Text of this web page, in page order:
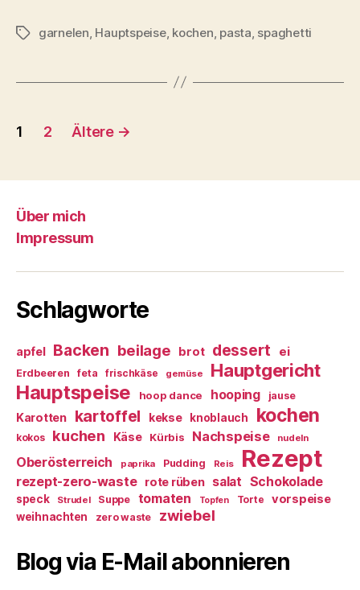
Schlagwörter
garnelen, Hauptspeise, kochen, pasta, spaghetti
Beitragsnavigation
1 2 Ältere →
Über mich
Impressum
Schlagworte
apfel Backen beilage brot dessert ei
Erdbeeren feta frischkäse gemüse Hauptgericht
Hauptspeise hoop dance hooping jause
Karotten kartoffel kekse knoblauch kochen
kokos kuchen Käse Kürbis Nachspeise nudeln
Oberösterreich paprika Pudding Reis Rezept
rezept-zero-waste rote rüben salat Schokolade
speck Strudel Suppe tomaten Topfen Torte vorspeise
weihnachten zero waste zwiebel
Blog via E-Mail abonnieren